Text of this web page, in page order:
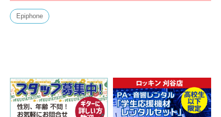
Epiphone